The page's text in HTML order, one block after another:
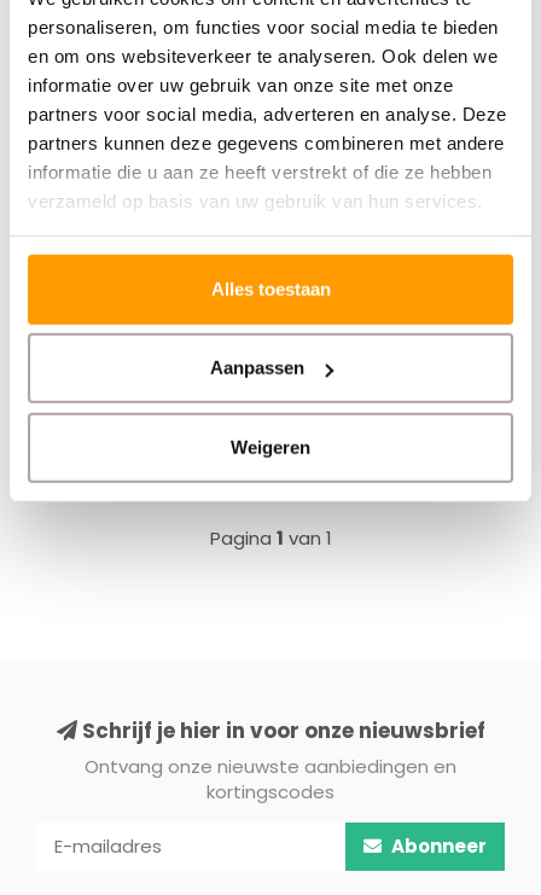
personaliseren, om functies voor social media te bieden
en om ons websiteverkeer te analyseren. Ook delen we
informatie over uw gebruik van onze site met onze
partners voor social media, adverteren en analyse. Deze
partners kunnen deze gegevens combineren met andere
informatie die u aan ze heeft verstrekt of die ze hebben
verzameld op basis van uw gebruik van hun services.
Alles toestaan
Aanpassen
Weigeren
Zebra labelprinter print niet goed meer
Zebra Labelprinter schoonmaken
Zebra SP20
ZebraDesigner tips
Nieuwsbrief
Abonneer
Pagina 1 van 1
Schrijf je hier in voor onze nieuwsbrief
Ontvang onze nieuwste aanbiedingen en
kortingscodes
Abonneer